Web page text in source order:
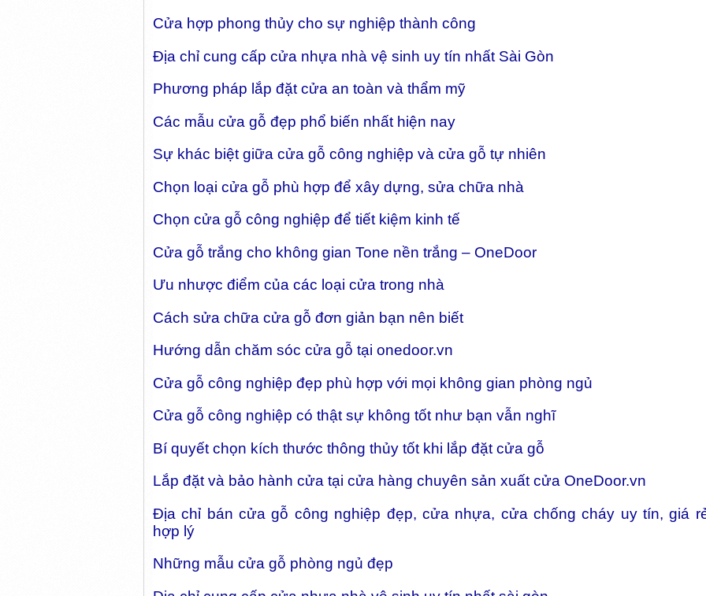
Cửa hợp phong thủy cho sự nghiệp thành công
Địa chỉ cung cấp cửa nhựa nhà vệ sinh uy tín nhất Sài Gòn
Phương pháp lắp đặt cửa an toàn và thẩm mỹ
Các mẫu cửa gỗ đẹp phổ biến nhất hiện nay
Sự khác biệt giữa cửa gỗ công nghiệp và cửa gỗ tự nhiên
Chọn loại cửa gỗ phù hợp để xây dựng, sửa chữa nhà
Chọn cửa gỗ công nghiệp để tiết kiệm kinh tế
Cửa gỗ trắng cho không gian Tone nền trắng – OneDoor
Ưu nhược điểm của các loại cửa trong nhà
Cách sửa chữa cửa gỗ đơn giản bạn nên biết
Hướng dẫn chăm sóc cửa gỗ tại onedoor.vn
Cửa gỗ công nghiệp đẹp phù hợp với mọi không gian phòng ngủ
Cửa gỗ công nghiệp có thật sự không tốt như bạn vẫn nghĩ
Bí quyết chọn kích thước thông thủy tốt khi lắp đặt cửa gỗ
Lắp đặt và bảo hành cửa tại cửa hàng chuyên sản xuất cửa OneDoor.vn
Địa chỉ bán cửa gỗ công nghiệp đẹp, cửa nhựa, cửa chống cháy uy tín, giá
hợp lý
Những mẫu cửa gỗ phòng ngủ đẹp